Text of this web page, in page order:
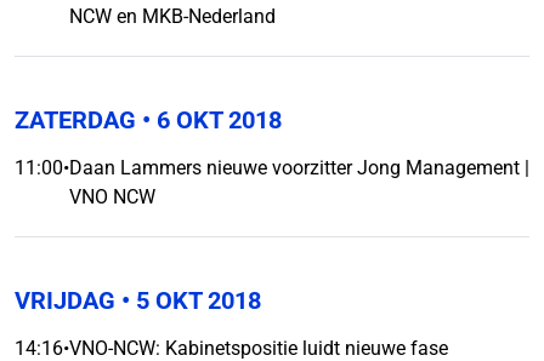
NCW en MKB-Nederland
ZATERDAG • 6 OKT 2018
11:00•Daan Lammers nieuwe voorzitter Jong Management |
VNO NCW
VRIJDAG • 5 OKT 2018
14:16•VNO-NCW: Kabinetspositie luidt nieuwe fase